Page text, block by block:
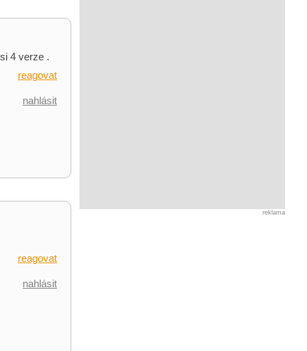
4 verze .
reagovat
nahlásit
reagovat
nahlásit
reklama